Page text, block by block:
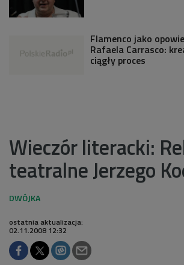
Flamenco jako
Rafaela Carrasco:
ciągły proces
Wieczór literacki:
teatralne Jerzego
ostatnia aktualizacja:
02.11.2008 12:32